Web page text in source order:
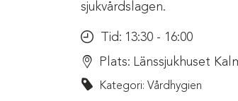
sjukvårdslagen.
Tid: 13:30 - 16:00
Plats: Länssjukhuset
Kategori: Vårdhygien